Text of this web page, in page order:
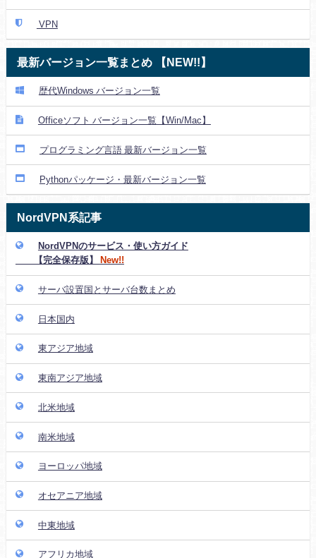
VPN
最新バージョン一覧まとめ 【NEW!!】
歴代Windows バージョン一覧
Officeソフト バージョン一覧【Win/Mac】
プログラミング言語 最新バージョン一覧
Pythonパッケージ・最新バージョン一覧
NordVPN系記事
NordVPNのサービス・使い方ガイド
【完全保存版】
New!!
サーバ設置国とサーバ台数まとめ
日本国内
東アジア地域
東南アジア地域
北米地域
南米地域
ヨーロッパ地域
オセアニア地域
中東地域
アフリカ地域